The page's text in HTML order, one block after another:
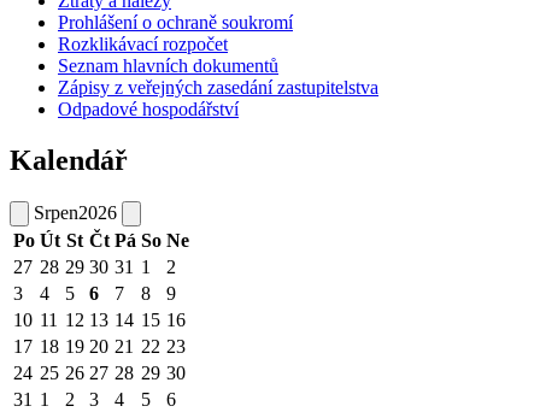
Prohlášení o ochraně soukromí
Rozklikávací rozpočet
Seznam hlavních dokumentů
Zápisy z veřejných zasedání zastupitelstva
Odpadové hospodářství
Kalendář
Srpen2026
Po Út St Čt Pá So Ne
27 28 29 30 31 1
2
3
4 5 6 7 8
9
10 11 12 13 14 15 16
17 18 19 20 21 22 23
24 25 26 27 28 29 30
31 1 2 3 4 5 6